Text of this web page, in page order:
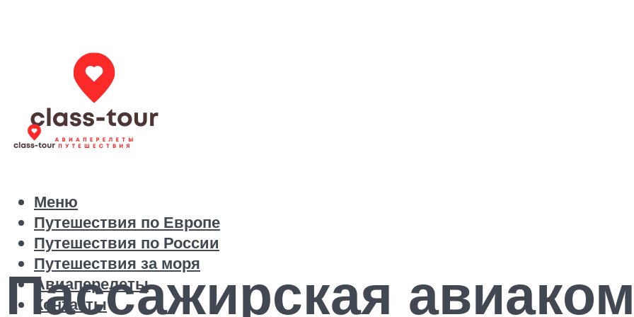
Путешествия по Европе
Путешествия по России
Путешествия за моря
Авиаперелеты
Контакты
Меню
Пассажирская